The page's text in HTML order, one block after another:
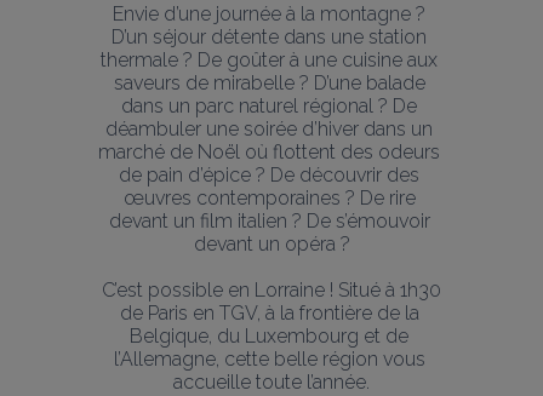
Envie d’une journée à la montagne ?
D’un séjour détente dans une station
thermale ? De goûter à une cuisine aux
saveurs de mirabelle ? D’une balade
dans un parc naturel régional ? De
déambuler une soirée d’hiver dans un
marché de Noël où flottent des odeurs
de pain d’épice ? De découvrir des
œuvres contemporaines ? De rire
devant un film italien ? De s’émouvoir
devant un opéra ?
de Paris en TGV, à la frontière de la
Belgique, du Luxembourg et de
l’Allemagne, cette belle région vous
accueille toute l’année.